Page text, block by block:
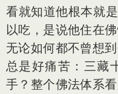
看就知道他根本就
以吃，是说他住在
无论如何都不曾想
总是好痛苦：三藏
手？整个佛法体系